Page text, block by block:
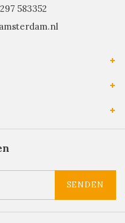
583352
SENDEN